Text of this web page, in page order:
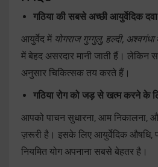
गठिया की सबसे अच्छी आयुर्वेदिक
आयुर्वेद में योगराज गुग्गुलु, हल्दी, अश्वगंधा
में बेहद असरदार मानी जाती हैं। लेकिन
अनुसार चिकित्सक तय करते हैं।
गठिया रोग को जड़ से खत्म करने के
आपको पाचन सुधारना, आम निकालना,
ज़रूरी है। इसके लिए आयुर्वेदिक औषधि,
नियमित योग अपनाना सबसे बेहतर है।